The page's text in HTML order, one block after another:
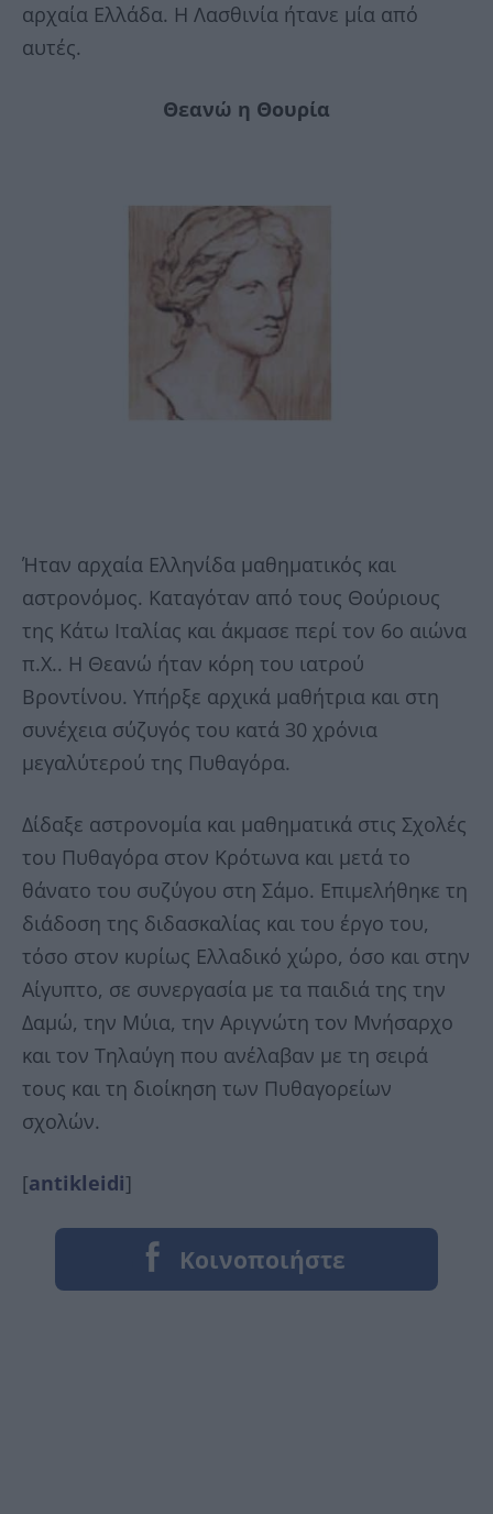
αρχαία Ελλάδα. Η Λασθινία ήτανε µία από
αυτές.
Θεανώ η Θουρία
Ήταν αρχαία Ελληνίδα μαθηματικός και
αστρονόμος. Καταγόταν από τους Θούριους
της Κάτω Ιταλίας και άκμασε περί τον 6ο αιώνα
π.Χ.. Η Θεανώ ήταν κόρη του ιατρού
Βροντίνου. Υπήρξε αρχικά μαθήτρια και στη
συνέχεια σύζυγός του κατά 30 χρόνια
μεγαλύτερού της Πυθαγόρα.
Δίδαξε αστρονομία και μαθηματικά στις Σχολές
του Πυθαγόρα στον Κρότωνα και μετά το
θάνατο του συζύγου στη Σάμο. Επιμελήθηκε τη
διάδοση της διδασκαλίας και του έργο του,
τόσο στον κυρίως Ελλαδικό χώρο, όσο και στην
Αίγυπτο, σε συνεργασία με τα παιδιά της την
Δαμώ, την Μύια, την Αριγνώτη τον Μνήσαρχο
και τον Τηλαύγη που ανέλαβαν με τη σειρά
τους και τη διοίκηση των Πυθαγορείων
σχολών.
[antikleidi]